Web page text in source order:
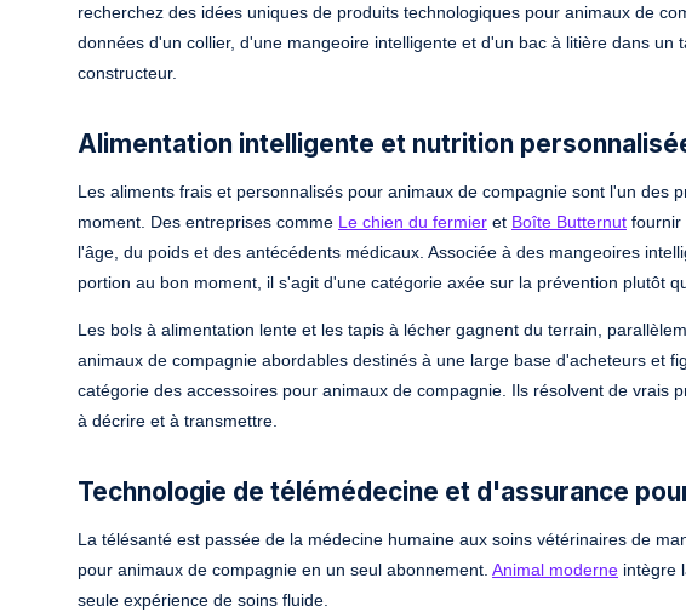
recherchez des idées uniques de produits technologiques pour animaux de
données d'un collier, d'une mangeoire intelligente et d'un bac à litière dans
constructeur.
Alimentation intelligente et nutrition
Les aliments frais et personnalisés pour animaux de compagnie sont l'un des
moment. Des entreprises comme Le chien du fermier et Boîte Butternut fournir
l'âge, du poids et des antécédents médicaux. Associée à des mangeoires
portion au bon moment, il s'agit d'une catégorie axée sur la prévention plutôt
Les bols à alimentation lente et les tapis à lécher gagnent du terrain,
animaux de compagnie abordables destinés à une large base d'acheteurs et
catégorie des accessoires pour animaux de compagnie. Ils résolvent de vrais
à décrire et à transmettre.
Technologie de télémédecine et d'assurance
La télésanté est passée de la médecine humaine aux soins vétérinaires de
pour animaux de compagnie en un seul abonnement. Animal moderne intègre
seule expérience de soins fluide.